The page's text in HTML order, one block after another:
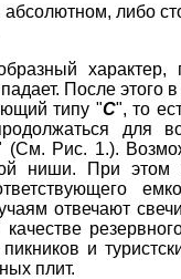
абсолютном, либо
характер,
После этого
типу "С", то
для
(См. Рис. 1.).
ниши. При этом
отвечают
и
плит.